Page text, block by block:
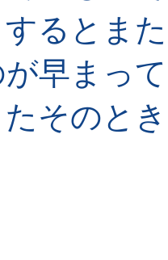
るとま
早まっ
そのと